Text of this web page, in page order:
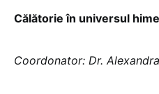
Călătorie în universul
Coordonator: Dr.